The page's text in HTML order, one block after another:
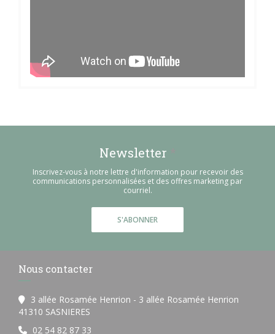
Newsletter
Inscrivez-vous à notre lettre d'information pour recevoir des
communications personnalisées et des offres marketing par
courriel.
S'ABONNER
Nous contacter
3 allée Rosamée Henrion - 3 allée Rosamée Henrion
41310 SASNIERES
02 54 82 87 33